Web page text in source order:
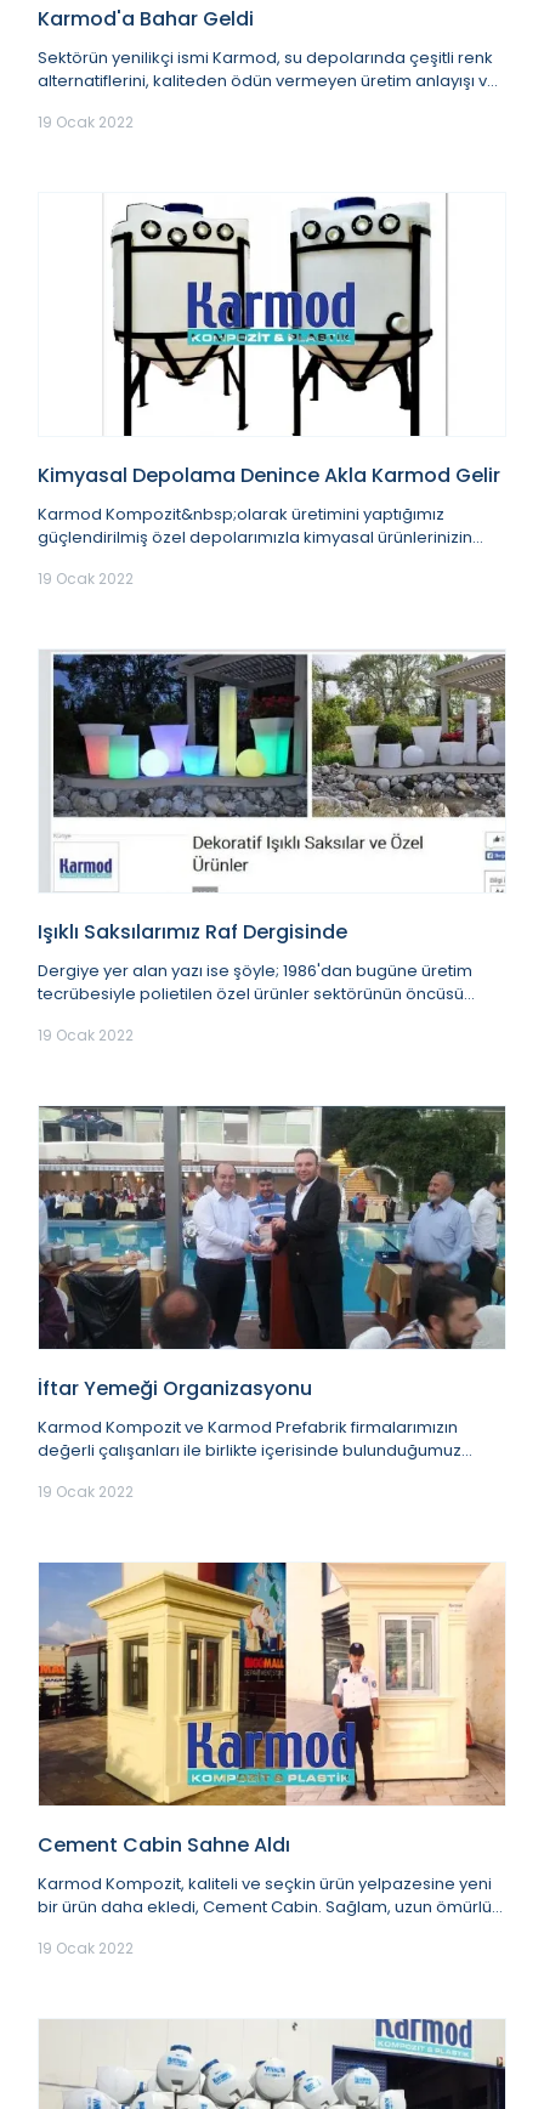
Karmod'a Bahar Geldi
Sektörün yenilikçi ismi Karmod, su depolarında çeşitli renk
alternatiflerini, kaliteden ödün vermeyen üretim anlayışı ve
19 Ocak 2022
Kimyasal Depolama Denince Akla Karmod Gelir
Karmod Kompozit&nbsp;olarak üretimini yaptığımız
güçlendirilmiş özel depolarımızla kimyasal ürünlerinizin
19 Ocak 2022
Işıklı Saksılarımız Raf Dergisinde
Dergiye yer alan yazı ise şöyle; 1986'dan bugüne üretim
tecrübesiyle polietilen özel ürünler sektörünün öncüsü
19 Ocak 2022
İftar Yemeği Organizasyonu
Karmod Kompozit ve Karmod Prefabrik firmalarımızın
değerli çalışanları ile birlikte içerisinde bulunduğumuz
19 Ocak 2022
Cement Cabin Sahne Aldı
Karmod Kompozit, kaliteli ve seçkin ürün yelpazesine yeni
bir ürün daha ekledi, Cement Cabin. Sağlam, uzun ömürlü
19 Ocak 2022